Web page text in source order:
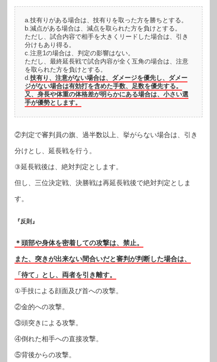
a.技有りがある場合は、技有りを取った方を勝ちとする。
b.減点がある場合は、減点を取られた方を負けとする。
ただし、試合内容で相手を大きくリードした場合は、引き
分けもあり得る。
c.注意1の場合は、判定の影響はない。
ただし、最終延長戦で試合内容が全く互角の場合は、注意
を取られた方を負けとする。
d.技有り、注意がない場合は、ダメージを優先し、ダメー
ジがない場合は有効打を含めた手数、足数を優先する。
又、身長や体重の体格差が明らかにある場合は、小さい選
手が優勢とします。
②判定で審判員の旗、過半数以上、挙がらない場合は、引き
分けとし、延長戦を行う。
③延長戦後は、絶対判定とします。
但し、三位決定戦、決勝戦は再延長戦後で絶対判定としま
す。
『反則』
＊頭部や身体を密着しての攻撃は、禁止。
また、突きが出来ない間合いだと審判が判断した場合は、
「待て」とし、両者を引き離す。
①手技による顔面及び首への攻撃。
②金的への攻撃。
③頭突きによる攻撃。
④倒れた相手への直接攻撃。
⑤背後からの攻撃。